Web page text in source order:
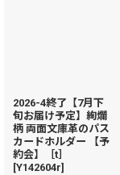
2026-4終了【7月下
旬お届け予定】絢爛
柄 両面文庫革のパス
カードホルダー 【予
約会】［t］
[Y142604r]